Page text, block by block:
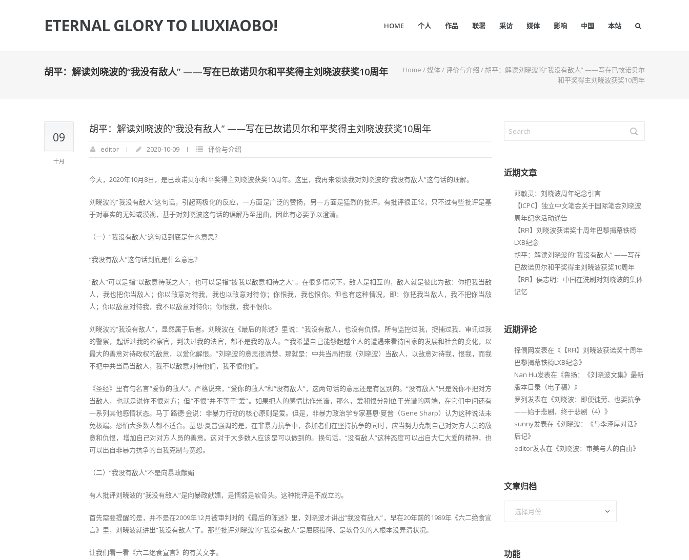
ETERNAL GLORY TO LIUXIAOBO! HOME 个人 作品 联署 采访 媒体 影响 中国 本站
胡平：解读刘晓波的“我没有敌人” ——写在已故诺贝尔和平奖得主刘晓波获奖10周年 Home /媒体/评价与介绍 /胡平：解读刘晓波的“我没有敌人” ——写在已故诺贝尔
和平奖得主刘晓波获奖10周年
09
十月
胡平：解读刘晓波的“我没有敌人” ——写在已故诺贝尔和平奖得主刘晓波获奖10周年
editor 2020-10-09 评价与介绍
今天，2020年10月8日，是已故诺贝尔和平奖得主刘晓波获奖10周年。这里，我再来谈谈我对刘晓波的“我没有敌人”这句话的理解。
刘晓波的“我没有敌人”这句话，引起两极化的反应，一方面是广泛的赞扬，另一方面是猛烈的批评。有批评很正常，只不过有些批评是基
于对事实的无知或漠视，基于对刘晓波这句话的误解乃至扭曲，因此有必要予以澄清。
（一）“我没有敌人”这句话到底是什么意思？
“我没有敌人”这句话到底是什么意思？
“敌人”可以是指“以敌意待我之人”，也可以是指“被我以敌意相待之人”。在很多情况下，敌人是相互的，敌人就是彼此为敌：你把我当敌
人，我也把你当敌人；你以敌意对待我，我也以敌意对待你；你恨我，我也恨你。但也有这种情况，即：你把我当敌人，我不把你当敌
人；你以敌意对待我，我不以敌意对待你；你恨我，我不恨你。
刘晓波的“我没有敌人”，显然属于后者。刘晓波在《最后的陈述》里说：“我没有敌人，也没有仇恨。所有监控过我，捉捕过我、审讯过我
的警察，起诉过我的检察官，判决过我的法官，都不是我的敌人。”“我希望自己能够超越个人的遭遇来看待国家的发展和社会的变化，以
最大的善意对待政权的敌意，以爱化解恨。”刘晓波的意思很清楚，那就是：中共当局把我（刘晓波）当敌人，以敌意对待我，恨我，而我
不把中共当局当敌人，我不以敌意对待他们，我不恨他们。
《圣经》里有句名言“爱你的敌人”。严格说来，“爱你的敌人”和“没有敌人”，这两句话的意思还是有区别的。“没有敌人”只是说你不把对方
当敌人，也就是说你不恨对方；但“不恨”并不等于“爱”。如果把人的感情比作光谱，那么，爱和恨分别位于光谱的两端，在它们中间还有
一系列其他感情状态。马丁·路德·金说：非暴力行动的核心原则是爱。但是，非暴力政治学专家基恩·夏普（Gene Sharp）认为这种说法未
免极端。恐怕大多数人都不适合。基恩·夏普强调的是，在非暴力抗争中，参加者们在坚持抗争的同时，应当努力克制自己对对方人员的敌
意和仇恨，增加自己对对方人员的善意。这对于大多数人应该是可以做到的。换句话，“没有敌人”这种态度可以出自大仁大爱的精神，也
可以出自非暴力抗争的自我克制与宽恕。
（二）“我没有敌人”不是向暴政献媚
有人批评刘晓波的“我没有敌人”是向暴政献媚，是懦弱是软骨头。这种批评是不成立的。
首先需要提醒的是，并不是在2009年12月被审判时的《最后的陈述》里，刘晓波才讲出“我没有敌人”，早在20年前的1989年《六二绝食宣
言》里，刘晓波就讲出“我没有敌人”了。那些批评刘晓波的“我没有敌人”是屈膝投降、是软骨头的人根本没弄清状况。
让我们看一看《六二绝食宣言》的有关文字。
近期文章
邓敏灵：刘晓波周年纪念引言
【ICPC】独立中文笔会关于国际笔会刘晓波
周年纪念活动通告
【RFI】刘晓波获诺奖十周年巴黎揭幕铁椅
LXB纪念
胡平：解读刘晓波的“我没有敌人” ——写在
已故诺贝尔和平奖得主刘晓波获奖10周年
【RFI】侯志明：中国在洗刷对刘晓波的集体
记忆
近期评论
择偶网发表在《【RFI】刘晓波获诺奖十周年
巴黎揭幕铁椅LXB纪念》
Nan Hu发表在《鲁扬：《刘晓波文集》最新
版本目录（电子稿） 》
罗列发表在《刘晓波：即便徒劳、也要抗争
——始于悲剧，终于悲剧（4） 》
sunny发表在《刘晓波：《与李泽厚对话》
后记》
editor发表在《刘晓波：审美与人的自由》
文章归档
功能